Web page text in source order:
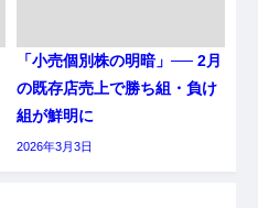
「小売個別株の明暗」── 2月
の既存店売上で勝ち組・負け
組が鮮明に
2026年3月3日